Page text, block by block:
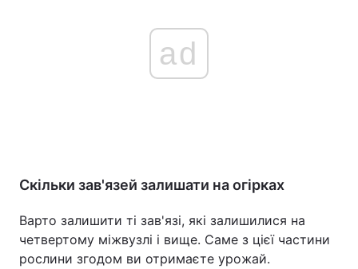
ad
Скільки зав'язей залишати на огірках
Варто залишити ті зав'язі, які залишилися на
четвертому міжвузлі і вище. Саме з цієї частини
рослини згодом ви отримаєте урожай.